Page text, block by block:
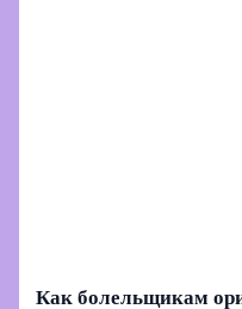
Как болельщикам